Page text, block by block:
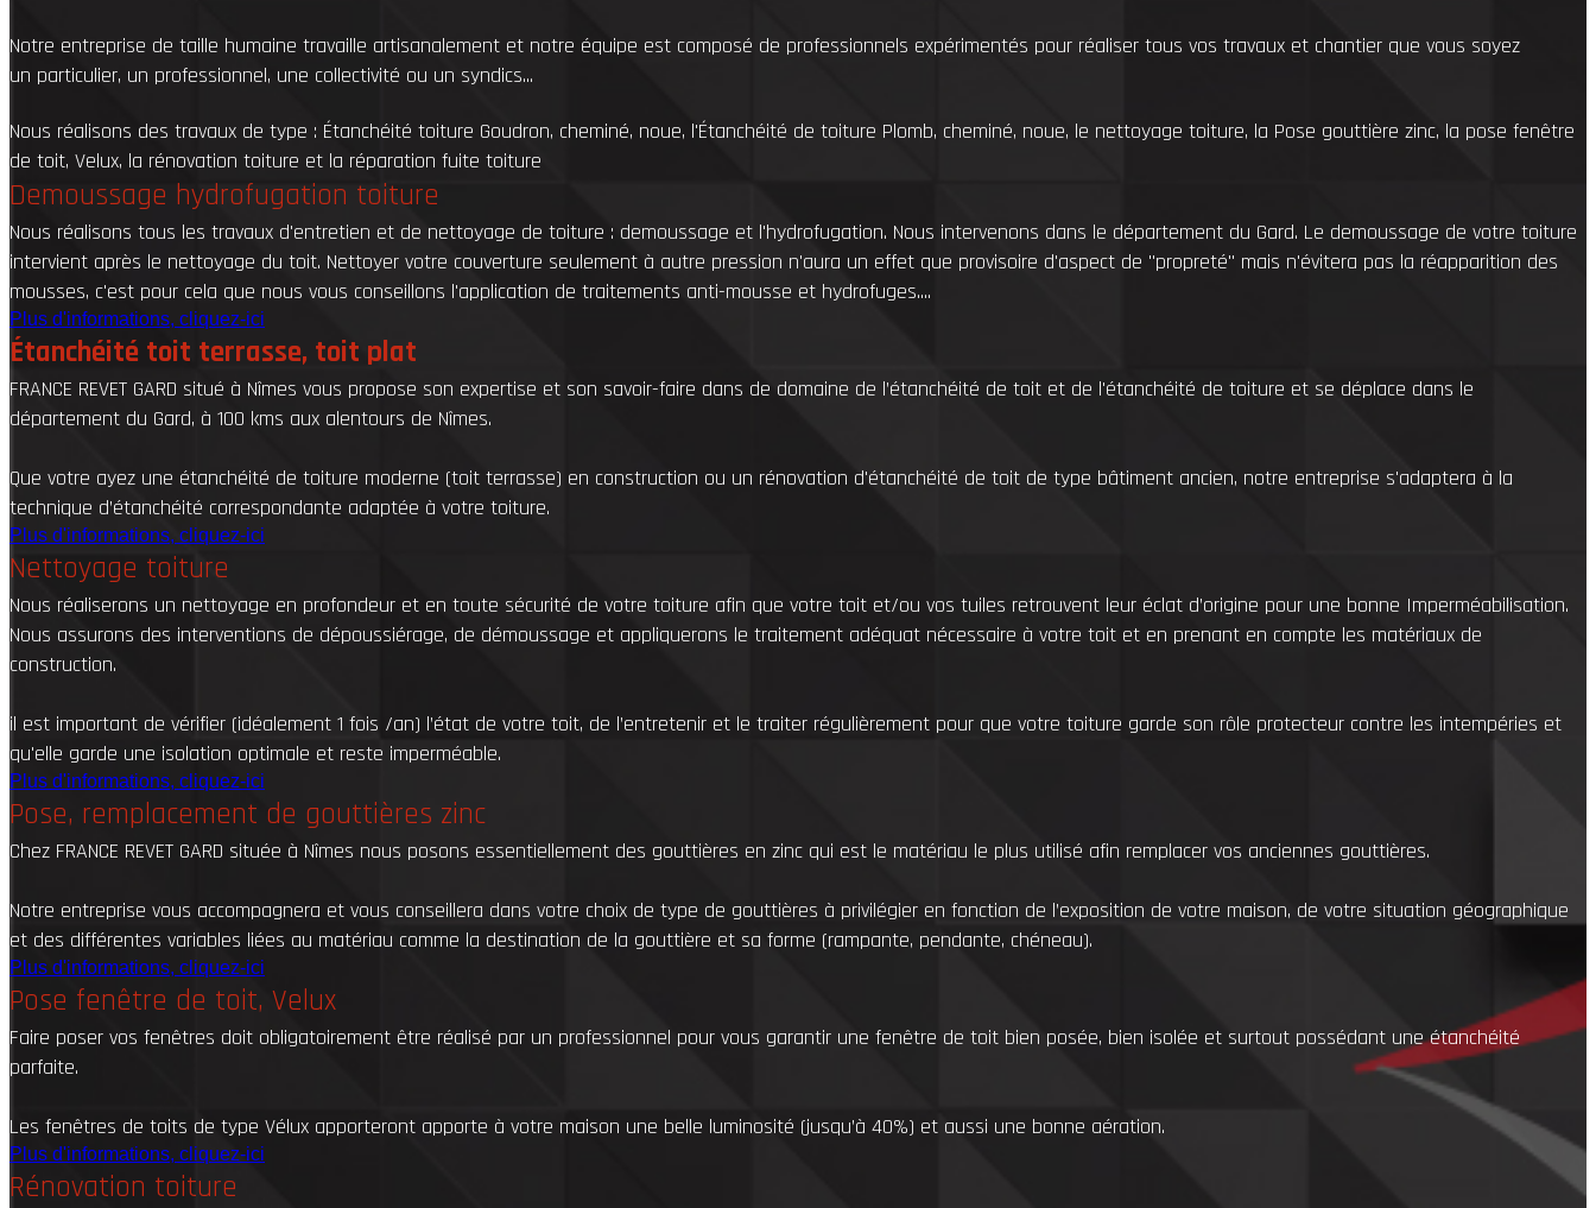
Notre entreprise de taille humaine travaille artisanalement et notre équipe est composé de professionnels expérimentés pour réaliser tous vos travaux et chantier que vous soyez
un particulier, un professionnel, une collectivité ou un syndics...
Nous réalisons des travaux de type : Étanchéité toiture Goudron, cheminé, noue, l'Étanchéité de toiture Plomb, cheminé, noue, le nettoyage toiture, la Pose gouttière zinc, la pose fenêtre
de toit, Velux, la rénovation toiture et la réparation fuite toiture
Demoussage hydrofugation toiture
Nous réalisons tous les travaux d'entretien et de nettoyage de toiture : demoussage et l'hydrofugation. Nous intervenons dans le département du Gard. Le demoussage de votre toiture
intervient après le nettoyage du toit. Nettoyer votre couverture seulement à autre pression n'aura un effet que provisoire d'aspect de "propreté" mais n'évitera pas la réapparition des
mousses, c'est pour cela que nous vous conseillons l'application de traitements anti-mousse et hydrofuges....
Plus d'informations, cliquez-ici
Étanchéité toit terrasse, toit plat
FRANCE REVET GARD situé à Nîmes vous propose son expertise et son savoir-faire dans de domaine de l’étanchéité de toit et de l'étanchéité de toiture et se déplace dans le
département du Gard, à 100 kms aux alentours de Nîmes.
Que votre ayez une étanchéité de toiture moderne (toit terrasse) en construction ou un rénovation d'étanchéité de toit de type bâtiment ancien, notre entreprise s'adaptera à la
technique d’étanchéité correspondante adaptée à votre toiture.
Plus d'informations, cliquez-ici
Nettoyage toiture
Nous réaliserons un nettoyage en profondeur et en toute sécurité de votre toiture afin que votre toit et/ou vos tuiles retrouvent leur éclat d’origine pour une bonne Imperméabilisation.
Nous assurons des interventions de dépoussiérage, de démoussage et appliquerons le traitement adéquat nécessaire à votre toit et en prenant en compte les matériaux de
construction.
il est important de vérifier (idéalement 1 fois /an) l’état de votre toit, de l’entretenir et le traiter régulièrement pour que votre toiture garde son rôle protecteur contre les intempéries et
qu'elle garde une isolation optimale et reste imperméable.
Plus d'informations, cliquez-ici
Pose, remplacement de gouttières zinc
Chez FRANCE REVET GARD située à Nîmes nous posons essentiellement des gouttières en zinc qui est le matériau le plus utilisé afin remplacer vos anciennes gouttières.
Notre entreprise vous accompagnera et vous conseillera dans votre choix de type de gouttières à privilégier en fonction de l’exposition de votre maison, de votre situation géographique
et des différentes variables liées au matériau comme la destination de la gouttière et sa forme (rampante, pendante, chéneau).
Plus d'informations, cliquez-ici
Pose fenêtre de toit, Velux
Faire poser vos fenêtres doit obligatoirement être réalisé par un professionnel pour vous garantir une fenêtre de toit bien posée, bien isolée et surtout possédant une étanchéité
parfaite.
Les fenêtres de toits de type Vélux apporteront apporte à votre maison une belle luminosité (jusqu’à 40%) et aussi une bonne aération.
Plus d'informations, cliquez-ici
Rénovation toiture